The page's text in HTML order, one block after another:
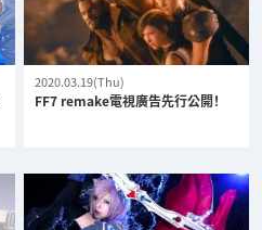
2020.03.19(Thu)
FF7 remake電視廣告先行公開！